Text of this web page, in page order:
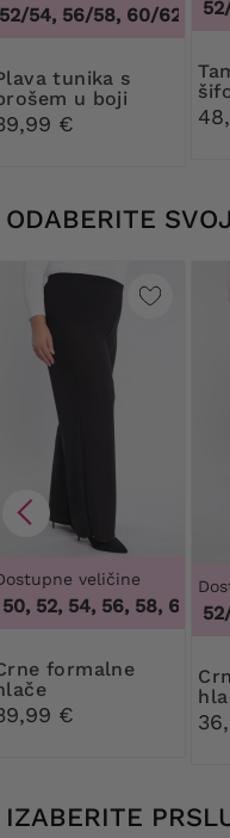
54, 56/58, 60/62, 48/
s
u boji
€
48/50, 52/
Tamnoplava
ODABERITE
veličine
52, 54, 56, 58, 60, 62,
€
48/50, 52/
Crne elegantne
IZABERITE